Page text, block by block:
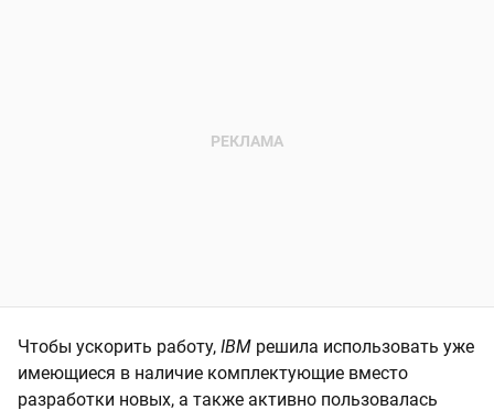
Чтобы ускорить работу, IBM решила использовать уже
имеющиеся в наличие комплектующие вместо
разработки новых, а также активно пользовалась